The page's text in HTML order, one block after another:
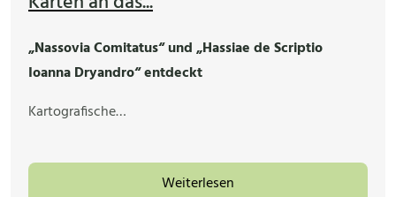
„Nassovia Comitatus“ und „Hassiae de Scriptio
Ioanna Dryandro“ entdeckt
Kartografische…
Weiterlesen